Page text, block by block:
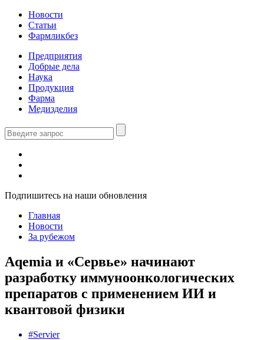
Новости
Статьи
Фармликбез
Предприятия
Добрые дела
Наука
Продукция
Фарма
Медизделия
Подпишитесь на наши обновления
Главная
Новости
За рубежом
Aqemia и «Сервье» начинают
разработку иммуноонкологических
препаратов с применением ИИ и
квантовой физики
#Servier